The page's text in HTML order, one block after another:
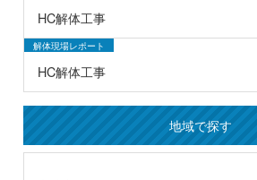
HC解体工事
解体現場レポート
HC解体工事
地域で探す